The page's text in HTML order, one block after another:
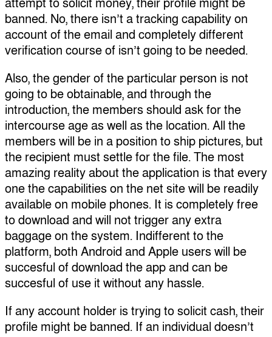
attempt to solicit money, their profile might be
banned. No, there isn’t a tracking capability on
account of the email and completely different
verification course of isn’t going to be needed.
Also, the gender of the particular person is not
going to be obtainable, and through the
introduction, the members should ask for the
intercourse age as well as the location. All the
members will be in a position to ship pictures, but
the recipient must settle for the file. The most
amazing reality about the application is that every
one the capabilities on the net site will be readily
available on mobile phones. It is completely free
to download and will not trigger any extra
baggage on the system. Indifferent to the
platform, both Android and Apple users will be
succesful of download the app and can be
succesful of use it without any hassle.
If any account holder is trying to solicit cash, their
profile might be banned. If an individual doesn’t